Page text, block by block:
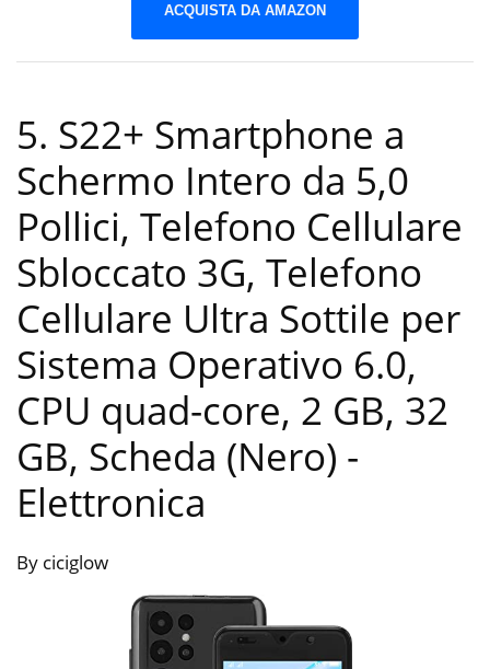
ACQUISTA DA AMAZON
5. S22+ Smartphone a
Schermo Intero da 5,0
Pollici, Telefono Cellulare
Sbloccato 3G, Telefono
Cellulare Ultra Sottile per
Sistema Operativo 6.0,
CPU quad-core, 2 GB, 32
GB, Scheda (Nero) -
Elettronica
By ciciglow